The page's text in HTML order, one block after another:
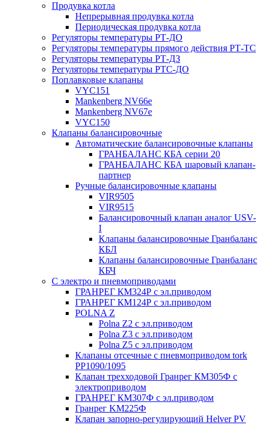
Продувка котла
Непрерывная продувка котла
Периодическая продувка котла
Регуляторы температуры РТ-ДО
Регуляторы температуры прямого действия РТ-ТС
Регуляторы температуры РТ-ДЗ
Регуляторы температуры РТС-ДО
Поплавковые клапаны
VYC151
Mankenberg NV66e
Mankenberg NV67e
VYC150
Клапаны балансировочные
Автоматические балансировочные клапаны
ГРАНБАЛАНС КБА серии 20
ГРАНБАЛАНС КБА шаровый клапан-
партнер
Ручные балансировочные клапаны
VIR9505
VIR9515
Балансировочный клапан аналог USV-
I
Клапаны балансировочные Гранбаланс
КБЛ
Клапаны балансировочные Гранбаланс
КБЧ
С электро и пневмоприводами
ГРАНРЕГ КМ324Р с эл.приводом
ГРАНРЕГ КМ124Р с эл.приводом
POLNA Z
Polna Z2 с эл.приводом
Polna Z3 с эл.приводом
Polna Z5 с эл.приводом
Клапаны отсечные с пневмоприводом tork
PP1090/1095
Клапан трехходовой Гранрег КМ305Ф с
электроприводом
ГРАНРЕГ КМ307Ф с эл.приводом
Гранрег KM225Ф
Клапан запорно-регулирующий Helver PV